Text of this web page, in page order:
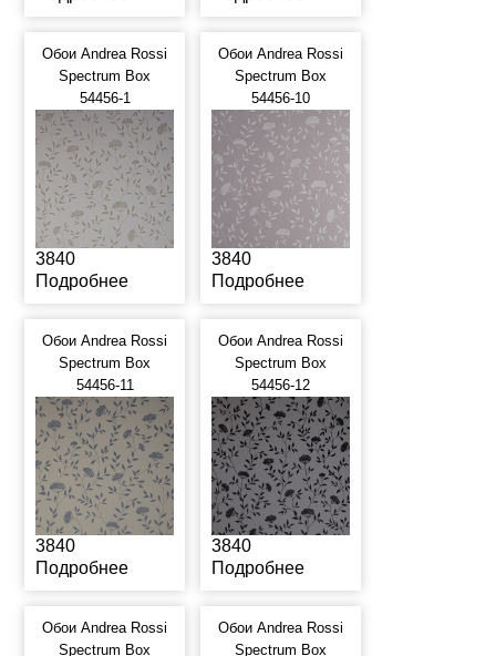
Обои Andrea Rossi
Spectrum Box
54456-1
3840
Подробнее
Обои Andrea Rossi
Spectrum Box
54456-10
3840
Подробнее
Обои Andrea Rossi
Spectrum Box
54456-11
3840
Подробнее
Обои Andrea Rossi
Spectrum Box
54456-12
3840
Подробнее
Обои Andrea Rossi
Spectrum Box
Обои Andrea Rossi
Spectrum Box